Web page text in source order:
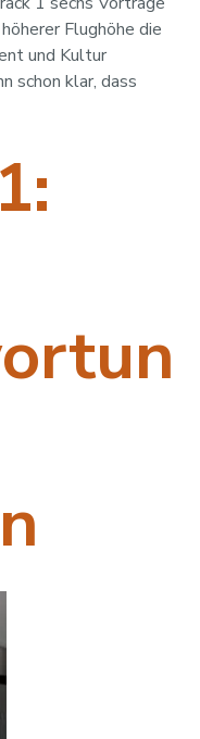
Flughöhe die
und Kultur
schon klar, dass